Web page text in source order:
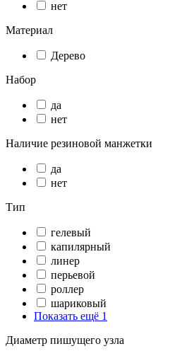
нет
Материал
Дерево
Набор
да
нет
Наличие резиновой манжетки
да
нет
Тип
гелевый
капилярный
линер
перьевой
роллер
шариковый
Показать ещё 1
Диаметр пишущего узла